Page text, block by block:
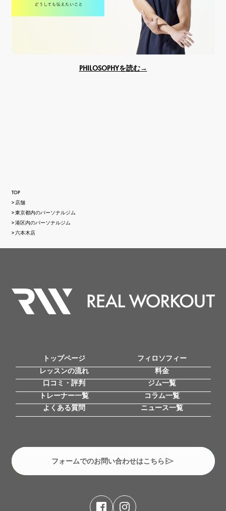
PHILOSOPHYを読む→
TOP
店舗
東京都内のパーソナルジム
港区内のパーソナルジム
六本木店
トップページ
フィロソフィー
レッスンの流れ
料金
口コミ・評判
ジム一覧
トレーナー一覧
コラム一覧
よくある質問
ニュース一覧
フォームでのお問い合わせはこちら